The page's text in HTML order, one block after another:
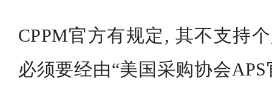
CPPM官方有规定, 其不支持
必须要经由“美国采购协会